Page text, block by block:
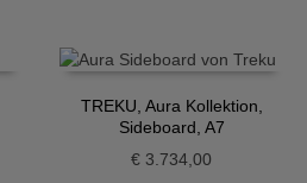
TREKU, Aura Kollektion,
Sideboard, A7
€ 3.734,00